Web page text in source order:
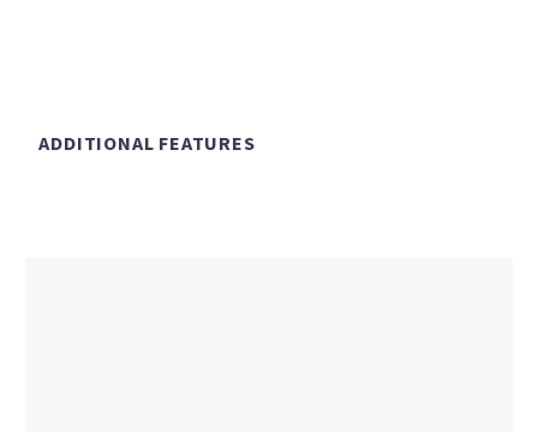
ADDITIONAL FEATURES